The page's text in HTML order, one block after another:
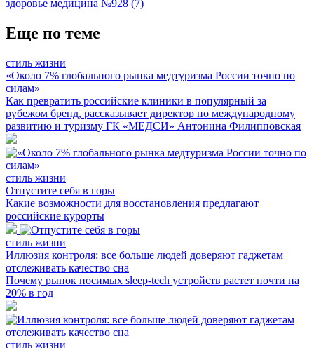
здоровье медицина №928 (7)
Еще по теме
стиль жизни
«Около 7% глобального рынка медтуризма России точно по
силам»
Как превратить российские клиники в популярный за
рубежом бренд, рассказывает директор по международному
развитию и туризму ГК «МЕДСИ» Антонина Филипповская
стиль жизни
Отпустите себя в горы
Какие возможности для восстановления предлагают
российские курорты
стиль жизни
Иллюзия контроля: все больше людей доверяют гаджетам
отслеживать качество сна
Почему рынок носимых sleep-tech устройств растет почти на
20% в год
стиль жизни